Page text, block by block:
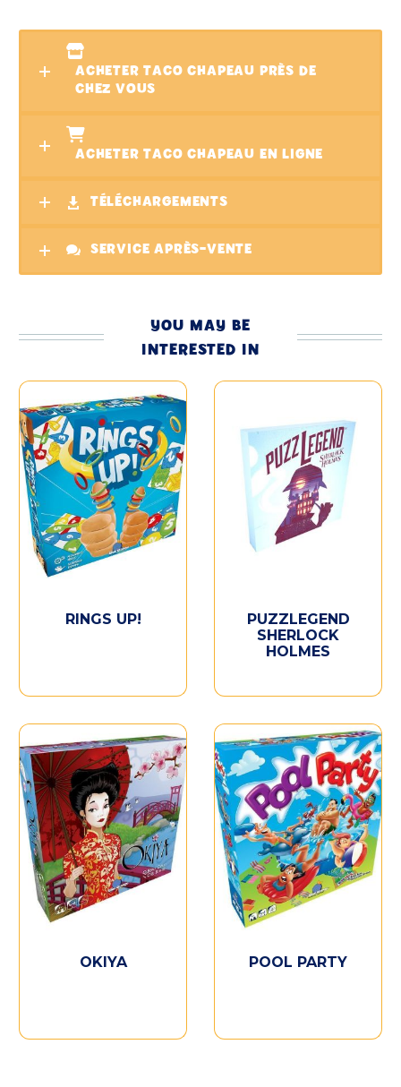
ACHETER TACO CHAPEAU PRÈS DE
CHEZ VOUS
ACHETER TACO CHAPEAU EN LIGNE
TÉLÉCHARGEMENTS
SERVICE APRÈS-VENTE
YOU MAY BE
INTERESTED IN
RINGS UP!
PUZZLEGEND
SHERLOCK
HOLMES
OKIYA POOL PARTY